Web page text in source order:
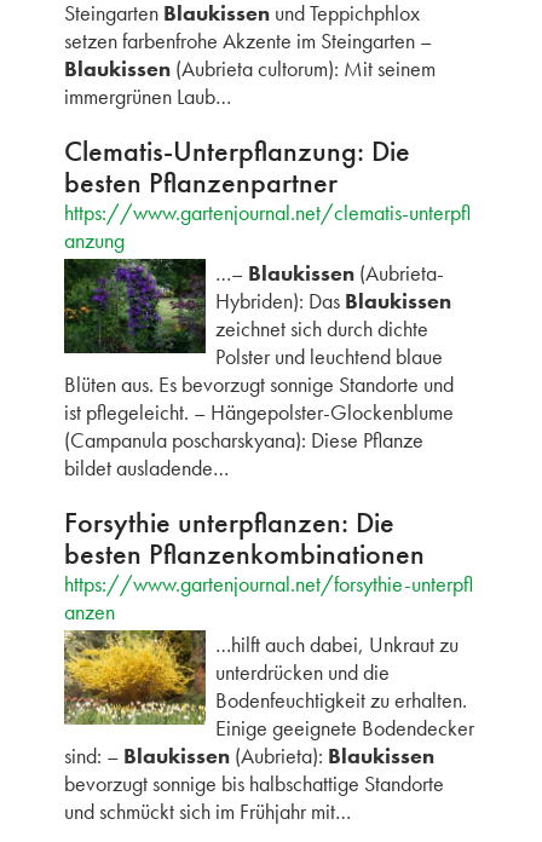
Steingarten Blaukissenund Teppichphlox
setzen farbenfrohe Akzente im Steingarten –
Blaukissen(Aubrieta cultorum): Mit seinem
immergrünen Laub…
Clematis-Unterpflanzung: Die
besten Pflanzenpartner
https://www.gartenjournal.net/clematis-unterpfl
anzung
…– Blaukissen(Aubrieta-
Hybriden): Das Blaukissen
zeichnet sich durch dichte
Polster und leuchtend blaue
Blüten aus. Es bevorzugt sonnige Standorte und
ist pflegeleicht. – Hängepolster-Glockenblume
(Campanula poscharskyana): Diese Pflanze
bildet ausladende…
Forsythie unterpflanzen: Die
besten Pflanzenkombinationen
https://www.gartenjournal.net/forsythie-unterpfl
anzen
…hilft auch dabei, Unkraut zu
unterdrücken und die
Bodenfeuchtigkeit zu erhalten.
Einige geeignete Bodendecker
sind: – Blaukissen(Aubrieta): Blaukissen
bevorzugt sonnige bis halbschattige Standorte
und schmückt sich im Frühjahr mit…